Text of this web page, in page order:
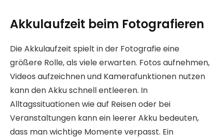
Akkulaufzeit beim Fotografieren
Die Akkulaufzeit spielt in der Fotografie eine
größere Rolle, als viele erwarten. Fotos aufnehmen,
Videos aufzeichnen und Kamerafunktionen nutzen
kann den Akku schnell entleeren. In
Alltagssituationen wie auf Reisen oder bei
Veranstaltungen kann ein leerer Akku bedeuten,
dass man wichtige Momente verpasst. Ein